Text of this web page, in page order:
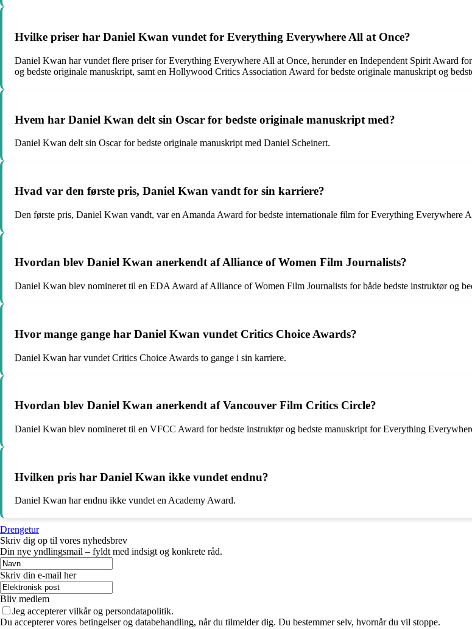
Hvilke priser har Daniel Kwan vundet for Everything Everywhere All at Once?
Daniel Kwan har vundet flere priser for Everything Everywhere All at Once, herunder en Independent Spirit Award
og bedste originale manuskript, samt en Hollywood Critics Association Award for bedste originale manuskript og
Hvem har Daniel Kwan delt sin Oscar for bedste originale manuskript med?
Daniel Kwan delt sin Oscar for bedste originale manuskript med Daniel Scheinert.
Hvad var den første pris, Daniel Kwan vandt for sin karriere?
Den første pris, Daniel Kwan vandt, var en Amanda Award for bedste internationale film for Everything Everywhere
Hvordan blev Daniel Kwan anerkendt af Alliance of Women Film Journalists?
Daniel Kwan blev nomineret til en EDA Award af Alliance of Women Film Journalists for både bedste instruktør og
Hvor mange gange har Daniel Kwan vundet Critics Choice Awards?
Daniel Kwan har vundet Critics Choice Awards to gange i sin karriere.
Hvordan blev Daniel Kwan anerkendt af Vancouver Film Critics Circle?
Daniel Kwan blev nomineret til en VFCC Award for bedste instruktør og bedste manuskript for Everything
Hvilken pris har Daniel Kwan ikke vundet endnu?
Daniel Kwan har endnu ikke vundet en Academy Award.
Drengetur
Skriv dig op til vores nyhedsbrev
Din nye yndlingsmail – fyldt med indsigt og konkrete råd.
Skriv din e-mail her
Bliv medlem
Jeg accepterer vilkår og persondatapolitik.
Du accepterer vores betingelser og databehandling, når du tilmelder dig. Du bestemmer selv, hvornår du vil stoppe.